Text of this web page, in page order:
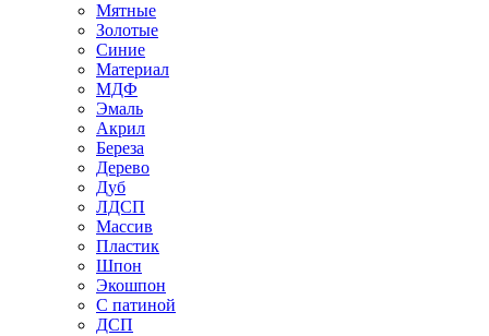
Мятные
Золотые
Синие
Материал
МДФ
Эмаль
Акрил
Береза
Дерево
Дуб
ЛДСП
Массив
Пластик
Шпон
Экошпон
С патиной
ДСП